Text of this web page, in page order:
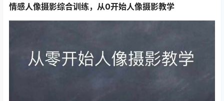
情感人像摄影综合训练，从0开始人像摄影教学